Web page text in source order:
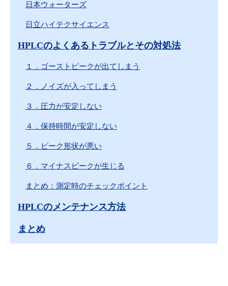
日本ウォーターズ
日立ハイテクサイエンス
HPLCのよくあるトラブルとその対処法
１．ゴーストピークが出てしまう
２．ノイズが入ってしまう
３．圧力が安定しない
４．保持時間が安定しない
５．ピーク形状が悪い
６．マイナスピークが生じる
まとめ：測定時のチェックポイント
HPLCのメンテナンス方法
まとめ